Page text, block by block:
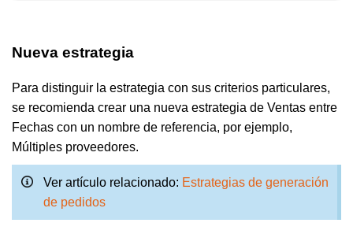
Nueva estrategia
Para distinguir la estrategia con sus criterios particulares,
se recomienda crear una nueva estrategia de Ventas entre
Fechas con un nombre de referencia, por ejemplo,
Múltiples proveedores.
Ver artículo relacionado: Estrategias de generación
de pedidos